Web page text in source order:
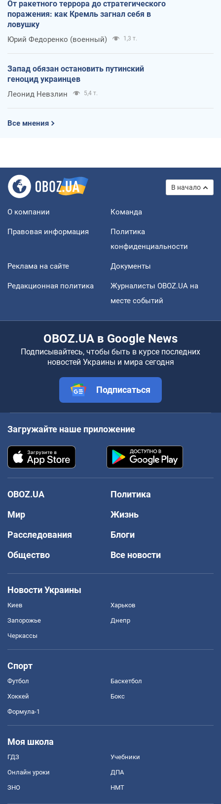
От ракетного террора до стратегического
поражения: как Кремль загнал себя в
ловушку
Юрий Федоренко (военный) 1,3 т.
Запад обязан остановить путинский
геноцид украинцев
Леонид Невзлин 5,4 т.
Все мнения
В начало
О компании Команда
Правовая информация
Политика
конфиденциальности
Реклама на сайте Документы
Редакционная политика
Журналисты OBOZ.UA на
месте событий
OBOZ.UA в Google News
Подписывайтесь, чтобы быть в курсе последних
новостей Украины и мира сегодня
Подписаться
Загружайте наше приложение
OBOZ.UA
Политика
Мир
Жизнь
Расследования
Блоги
Общество
Все новости
Новости Украины
Киев Харьков
Запорожье Днепр
Черкассы
Спорт
Футбол Баскетбол
Хоккей Бокс
Формула-1
Моя школа
ГДЗ Учебники
Онлайн уроки ДПА
ЗНО НМТ